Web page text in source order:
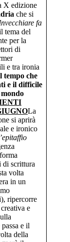
X edizione
che si
fa
tema del
per la
di
e tra ironia
tempo che
e il difficile
La
si aprirà
e ironico
di scrittura
volta
in un
ripercorre
e
e il
della